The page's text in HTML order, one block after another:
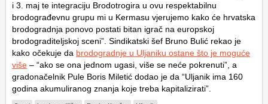
i 3. maj te integraciju Brodotrogira u ovu respektabilnu
brodograđevnu grupu mi u Kermasu vjerujemo kako će hrvatska
brodogradnja ponovo postati bitan igrač na europskoj
brodograditeljskoj sceni”. Sindikatski šef Bruno Bulić rekao je
kako očekuje da brodogradnje u Uljaniku ostane što je moguće
više – “ako se ona jednom ugasi, više se neće pokrenuti”, a
gradonačelnik Pule Boris Miletić dodao je da “Uljanik ima 160
godina akumuliranog znanja koje treba kapitalizirati”.